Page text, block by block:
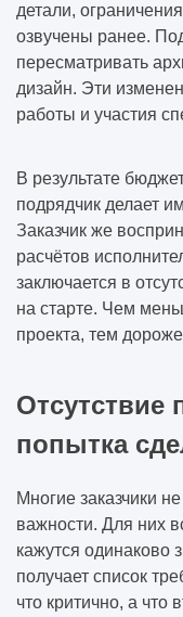
детали,
озвучены ранее.
пересматривать
дизайн. Эти
работы и участия
В результате
подрядчик делает
Заказчик же
расчётов
заключается в
на старте. Чем
проекта, тем
Отсутствие
попытка
Многие заказчики
важности. Для них
кажутся одинаково
получает список
что критично, а что